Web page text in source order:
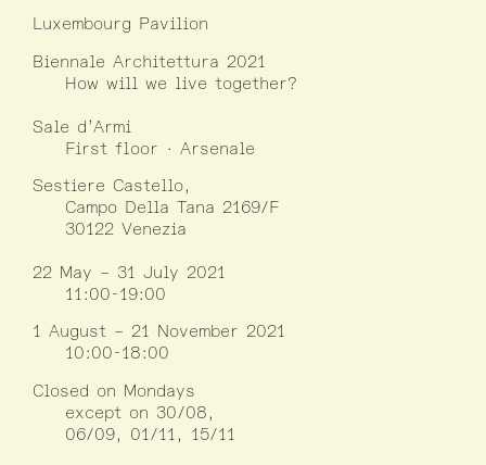
Luxembourg Pavilion
Biennale Architettura 2021
How will we live together?
Sale d’Armi
First floor · Arsenale
Sestiere Castello,
Campo Della Tana 2169/F
30122 Venezia
22 May – 31 July 2021
11:00-19:00
1 August – 21 November 2021
10:00-18:00
Closed on Mondays
except on 30/08,
06/09, 01/11, 15/11